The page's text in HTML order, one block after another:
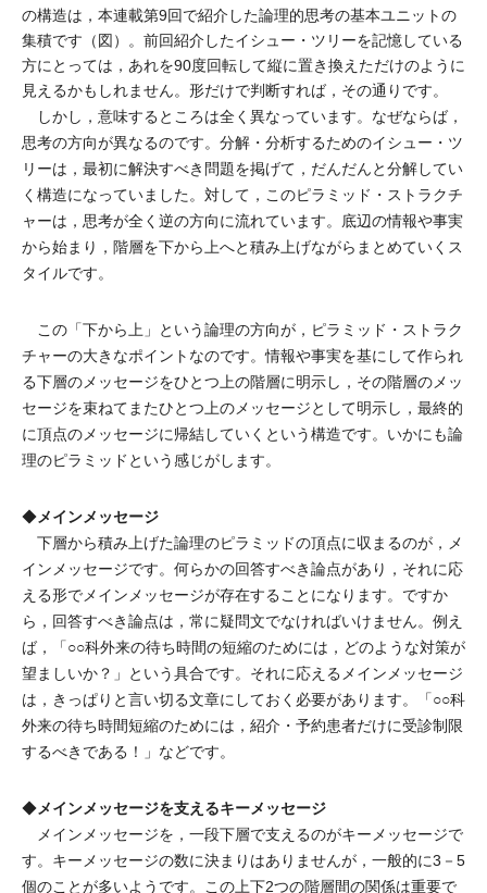
の構造は，本連載第9回で紹介した論理的思考の基本ユニットの
集積です（図）。前回紹介したイシュー・ツリーを記憶している
方にとっては，あれを90度回転して縦に置き換えただけのように
見えるかもしれません。形だけで判断すれば，その通りです。
しかし，意味するところは全く異なっています。なぜならば，
思考の方向が異なるのです。分解・分析するためのイシュー・ツ
リーは，最初に解決すべき問題を掲げて，だんだんと分解してい
く構造になっていました。対して，このピラミッド・ストラクチ
ャーは，思考が全く逆の方向に流れています。底辺の情報や事実
から始まり，階層を下から上へと積み上げながらまとめていくス
タイルです。
この「下から上」という論理の方向が，ピラミッド・ストラク
チャーの大きなポイントなのです。情報や事実を基にして作られ
る下層のメッセージをひとつ上の階層に明示し，その階層のメッ
セージを束ねてまたひとつ上のメッセージとして明示し，最終的
に頂点のメッセージに帰結していくという構造です。いかにも論
理のピラミッドという感じがします。
◆メインメッセージ
下層から積み上げた論理のピラミッドの頂点に収まるのが，メ
インメッセージです。何らかの回答すべき論点があり，それに応
える形でメインメッセージが存在することになります。ですか
ら，回答すべき論点は，常に疑問文でなければいけません。例え
ば，「○○科外来の待ち時間の短縮のためには，どのような対策が
望ましいか？」という具合です。それに応えるメインメッセージ
は，きっぱりと言い切る文章にしておく必要があります。「○○科
外来の待ち時間短縮のためには，紹介・予約患者だけに受診制限
するべきである！」などです。
◆メインメッセージを支えるキーメッセージ
メインメッセージを，一段下層で支えるのがキーメッセージで
す。キーメッセージの数に決まりはありませんが，一般的に3－5
個のことが多いようです。この上下2つの階層間の関係は重要で